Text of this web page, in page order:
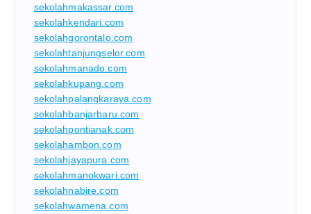
sekolahmakassar.com
sekolahkendari.com
sekolahgorontalo.com
sekolahtanjungselor.com
sekolahmanado.com
sekolahkupang.com
sekolahpalangkaraya.com
sekolahbanjarbaru.com
sekolahpontianak.com
sekolahambon.com
sekolahjayapura.com
sekolahmanokwari.com
sekolahnabire.com
sekolahwamena.com